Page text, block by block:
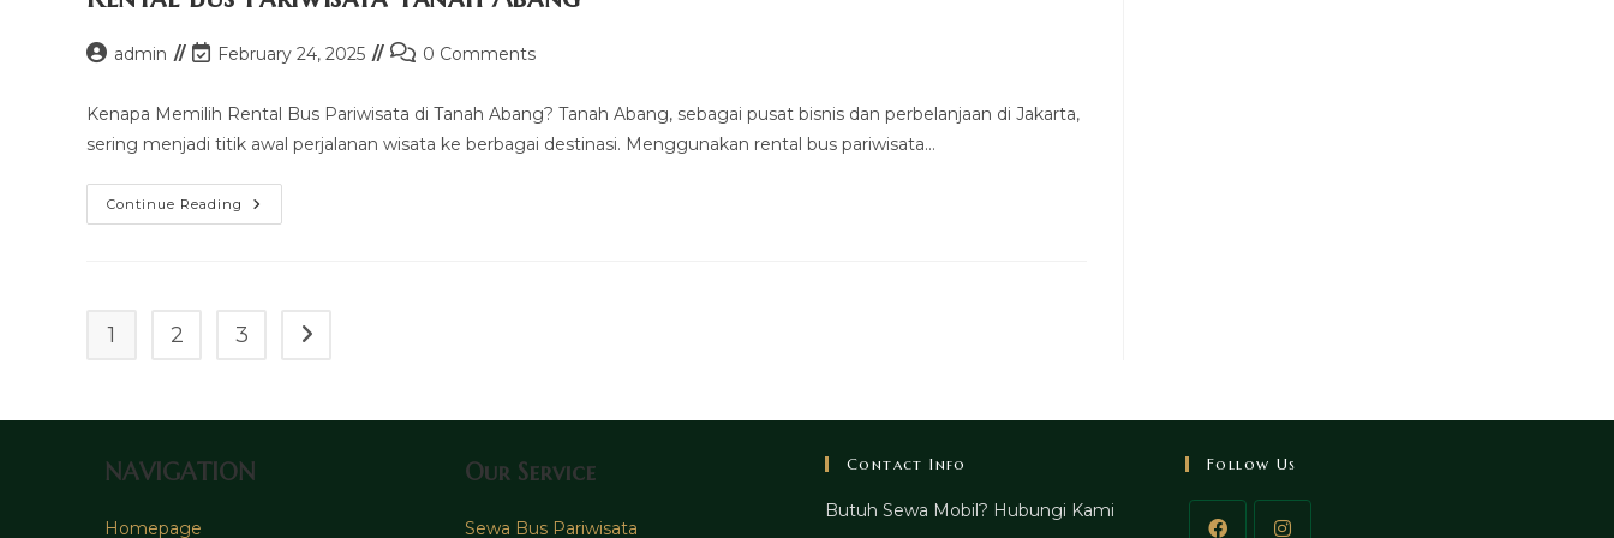
Postadmin
Post
modified:
February 24, 2025
Post0 Comments
Kenapa Memilih Rental Bus Pariwisata di Tanah Abang? Tanah Abang, sebagai pusat bisnis dan perbelanjaan di Jakarta,
sering menjadi titik awal perjalanan wisata ke berbagai destinasi. Menggunakan rental bus pariwisata…
Continue Reading Rental
Bus
1 2 3 Go to the next page
NAVIGATION
Homepage
Our Service
Sewa Bus Pariwisata
Contact Info
Butuh Sewa Mobil? Hubungi Kami
Follow Us